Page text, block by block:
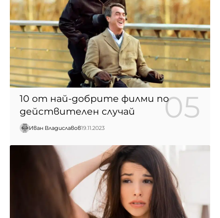
10 от най-добрите филми по
действителен случай
Иван Владиславов19.11.2023